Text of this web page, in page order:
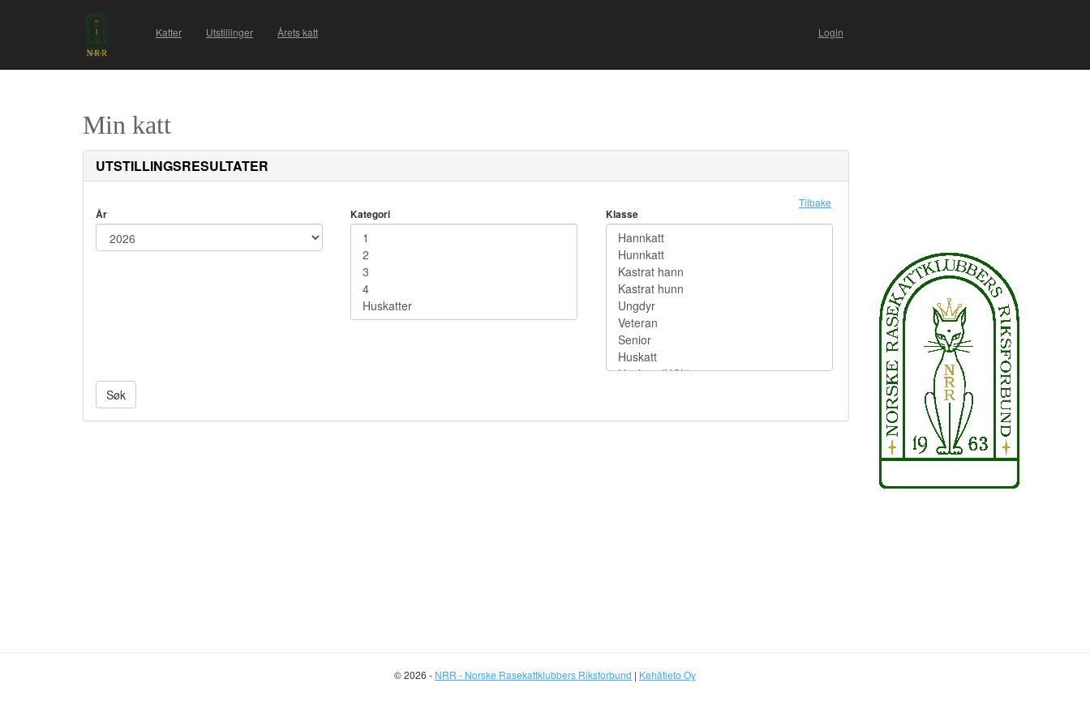
Katter Utstillinger Årets katt Login
Min katt
UTSTILLINGSRESULTATER
Tilbake
År Kategori Klasse
© 2026 - NRR - Norske Rasekattklubbers Riksforbund | Kehätieto Oy